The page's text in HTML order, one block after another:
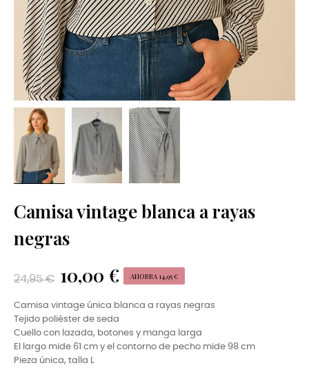
Camisa vintage blanca a rayas
negras
24,95 € 10,00 € AHORRA 14,95 €
Camisa vintage única blanca a rayas negras
Tejido poliéster de seda
Cuello con lazada, botones y manga larga
El largo mide 61 cm y el contorno de pecho mide 98 cm
Pieza única, talla L